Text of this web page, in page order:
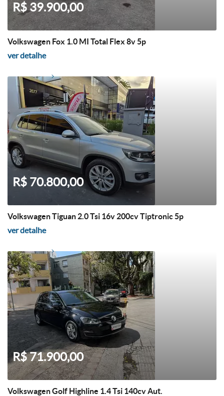
R$ 39.900,00
Volkswagen Fox 1.0 MI Total Flex 8v 5p
ver detalhe
R$ 70.800,00
Volkswagen Tiguan 2.0 Tsi 16v 200cv Tiptronic 5p
ver detalhe
R$ 71.900,00
Volkswagen Golf Highline 1.4 Tsi 140cv Aut.